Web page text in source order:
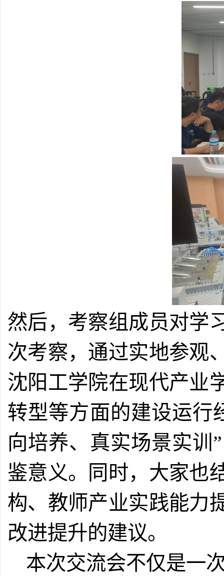
然后，考察组成员对学
次考察，通过实地参观
沈阳工学院在现代产业
转型等方面的建设运行
向培养、真实场景实训
鉴意义。同时，大家也
构、教师产业实践能力
改进提升的建议。
本次交流会不仅是一